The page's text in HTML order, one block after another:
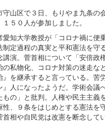
山区で３日、もりやま九条の
５０人が参加しました。
知大学教授が「コロナ禍に便
定過程の真実と平和憲法を守
講演。菅首相について「安倍政
の私物化、コロナ対策の迷走な
』を継承すると言っている。苦
』人になったようだ。学術会議
もの」と批判。人権や民主主義
性、９条をはじめとする憲法を
首相や自民党は改憲を断念して